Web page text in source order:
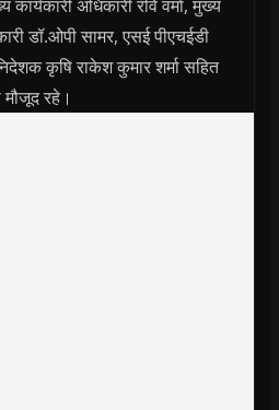
अधिकारी रवि वर्मा, मुख्‍य
डॉ.ओपी सामर, एसई पीएचईडी
कृषि राकेश कुमार शर्मा सहित
मौजूद रहे।